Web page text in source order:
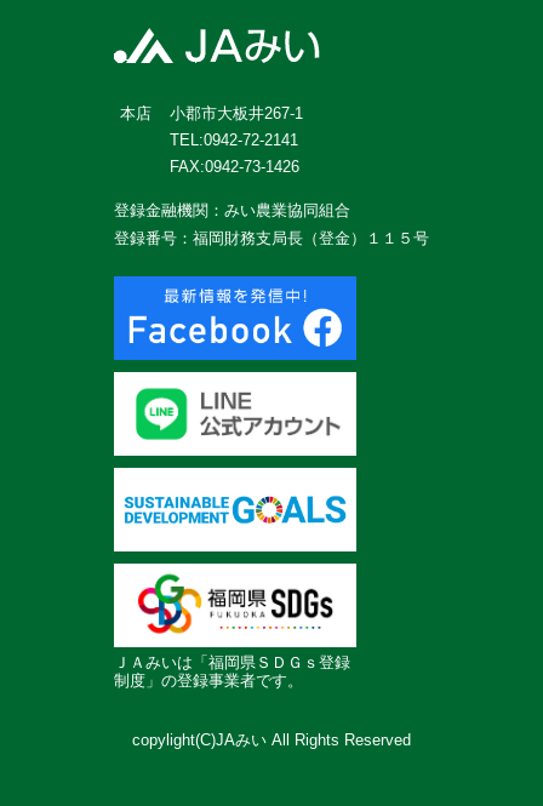
本店
小郡市大板井267-1
TEL:0942-72-2141
FAX:0942-73-1426
登録金融機関：みい農業協同組合
登録番号：福岡財務支局長（登金）１１５号
ＪＡみいは「福岡県ＳＤＧｓ登録
制度」の登録事業者です。
copylight(C)JAみい All Rights Reserved